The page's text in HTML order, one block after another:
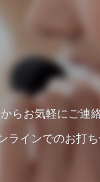
らお気軽にご連絡
ラインでのお打